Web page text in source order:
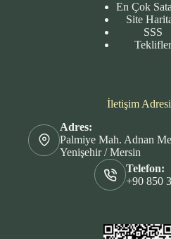
En Çok
Site
SSS
Teklifler
İletişim Adresi
Adres:
Palmiye Mah. Adnan
Yenişehir / Mersin
Telefon:
+90 850